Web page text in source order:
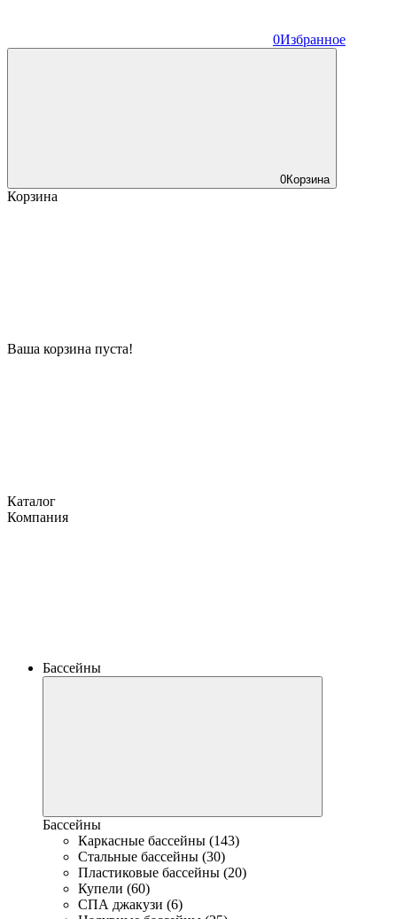
0Избранное
0Корзина
Корзина
Ваша корзина пуста!
Каталог
Компания
Бассейны
Бассейны
Каркасные бассейны (143)
Стальные бассейны (30)
Пластиковые бассейны (20)
Купели (60)
СПА джакузи (6)